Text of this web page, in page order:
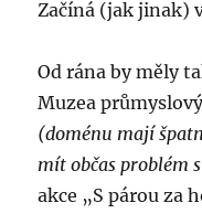
Začíná (jak jinak)
Od rána by měly
Muzea
(doménu mají
mít občas problém
akce „S párou za